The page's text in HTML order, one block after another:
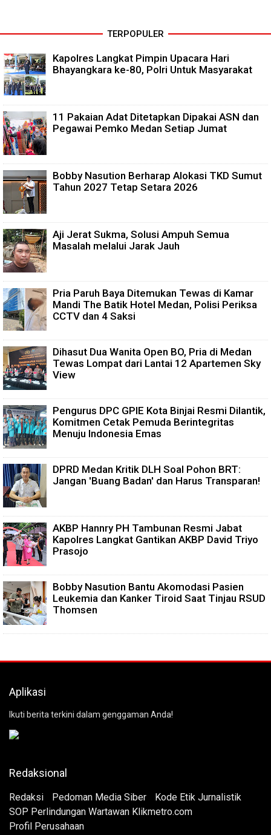
TERPOPULER
Kapolres Langkat Pimpin Upacara Hari
Bhayangkara ke-80, Polri Untuk Masyarakat
11 Pakaian Adat Ditetapkan Dipakai ASN dan
Pegawai Pemko Medan Setiap Jumat
Bobby Nasution Berharap Alokasi TKD Sumut
Tahun 2027 Tetap Setara 2026
Aji Jerat Sukma, Solusi Ampuh Semua
Masalah melalui Jarak Jauh
Pria Paruh Baya Ditemukan Tewas di Kamar
Mandi The Batik Hotel Medan, Polisi Periksa
CCTV dan 4 Saksi
Dihasut Dua Wanita Open BO, Pria di Medan
Tewas Lompat dari Lantai 12 Apartemen Sky
View
Pengurus DPC GPIE Kota Binjai Resmi Dilantik,
Komitmen Cetak Pemuda Berintegritas
Menuju Indonesia Emas
DPRD Medan Kritik DLH Soal Pohon BRT:
Jangan 'Buang Badan' dan Harus Transparan!
AKBP Hannry PH Tambunan Resmi Jabat
Kapolres Langkat Gantikan AKBP David Triyo
Prasojo
Bobby Nasution Bantu Akomodasi Pasien
Leukemia dan Kanker Tiroid Saat Tinjau RSUD
Thomsen
Aplikasi
Ikuti berita terkini dalam genggaman Anda!
Redaksional
Redaksi Pedoman Media Siber
Kode Etik Jurnalistik
SOP Perlindungan Wartawan Klikmetro.com
Profil Perusahaan